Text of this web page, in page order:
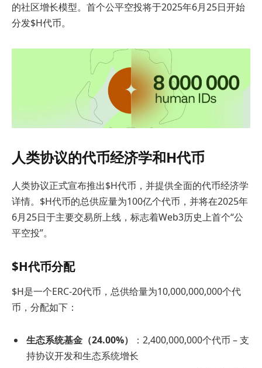
的社区增长模型。首个公平空投将于2025年6月25日开始
分发$H代币。
人类协议的代币经济学和H代币
人类协议正式宣布推出$H代币，并提供全面的代币经济学
详情。$H代币的总供应量为100亿个代币，并将在2025年
6月25日于主要交易所上线，标志着Web3历史上首个“公
平空投”。
$H代币分配
$H是一个ERC-20代币，总供给量为10,000,000,000个代
币，分配如下：
生态系统基金（24.00%）
：2,400,000,000个代币 – 支
持协议开发和生态系统增长